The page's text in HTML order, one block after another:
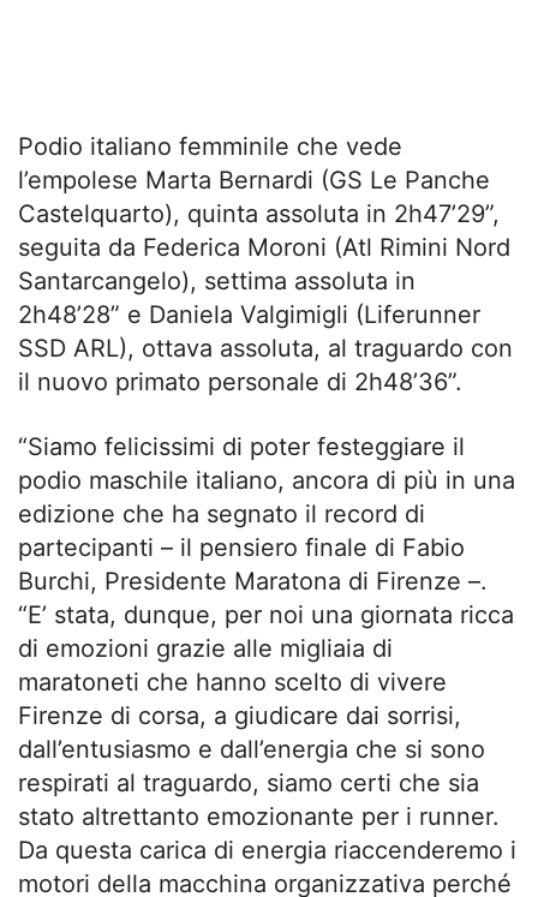
Podio italiano femminile che vede
l’empolese Marta Bernardi (GS Le Panche
Castelquarto), quinta assoluta in 2h47’29”,
seguita da Federica Moroni (Atl Rimini Nord
Santarcangelo), settima assoluta in
2h48’28” e Daniela Valgimigli (Liferunner
SSD ARL), ottava assoluta, al traguardo con
il nuovo primato personale di 2h48’36”.
“Siamo felicissimi di poter festeggiare il
podio maschile italiano, ancora di più in una
edizione che ha segnato il record di
partecipanti – il pensiero finale di Fabio
Burchi, Presidente Maratona di Firenze –.
“E’ stata, dunque, per noi una giornata ricca
di emozioni grazie alle migliaia di
maratoneti che hanno scelto di vivere
Firenze di corsa, a giudicare dai sorrisi,
dall’entusiasmo e dall’energia che si sono
respirati al traguardo, siamo certi che sia
stato altrettanto emozionante per i runner.
Da questa carica di energia riaccenderemo i
motori della macchina organizzativa perché